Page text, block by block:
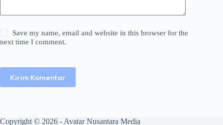
Save my name, email and website in this browser for the
next time I comment.
Kirim Komentar
Copyright © 2026 - Avatar Nusantara Media